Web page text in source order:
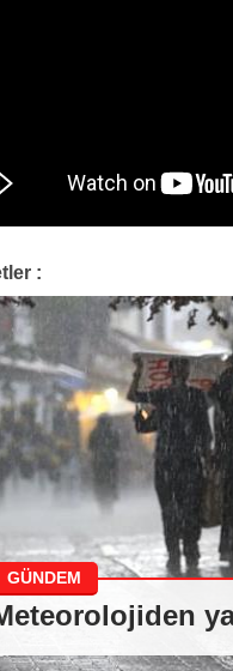
:
GÜNDEM
SEÇKİN